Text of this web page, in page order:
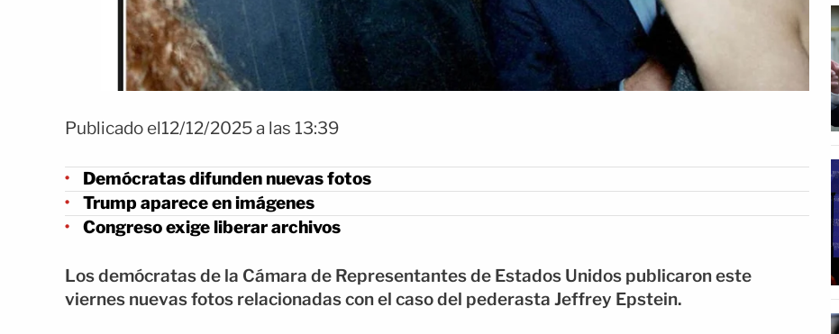
Publicado el12/12/2025 a las 13:39
Demócratas difunden nuevas fotos
Trump aparece en imágenes
Congreso exige liberar archivos
Los demócratas de la Cámara de Representantes de Estados Unidos publicaron este
viernes nuevas fotos relacionadas con el caso del pederasta Jeffrey Epstein.